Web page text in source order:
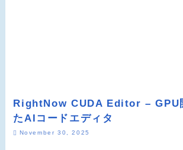
RightNow CUDA Editor – GPU
たAIコードエディタ
November 30, 2025